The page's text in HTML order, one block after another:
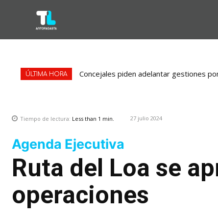
ÚLTIMA HORA Concejales piden adelantar gestiones
Tiempo de lectura: Less than 1 min. 27 julio 2024
Agenda Ejecutiva
Ruta del Loa se
operaciones